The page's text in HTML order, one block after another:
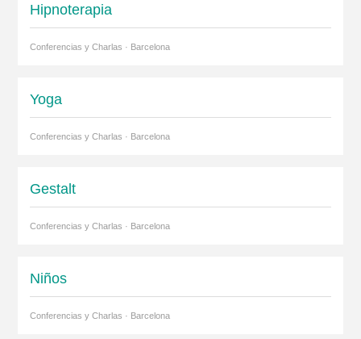
Hipnoterapia
Conferencias y Charlas · Barcelona
Yoga
Conferencias y Charlas · Barcelona
Gestalt
Conferencias y Charlas · Barcelona
Niños
Conferencias y Charlas · Barcelona